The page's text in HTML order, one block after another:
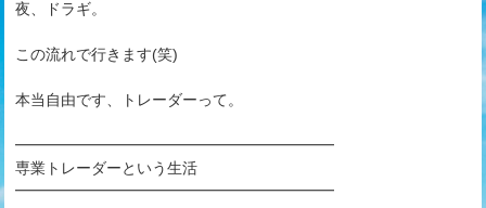
夜、ドラギ。
この流れで行きます(笑)
本当自由です、トレーダーって。
━━━━━━━━━━━━━━━━━━━━━
専業トレーダーという生活
━━━━━━━━━━━━━━━━━━━━━